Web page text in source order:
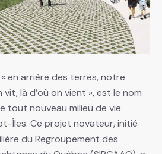
en arrière des terres, notre
vit, là d’où on vient », est le nom
tout nouveau milieu de vie
Îles. Ce projet novateur, initié
du Regroupement des